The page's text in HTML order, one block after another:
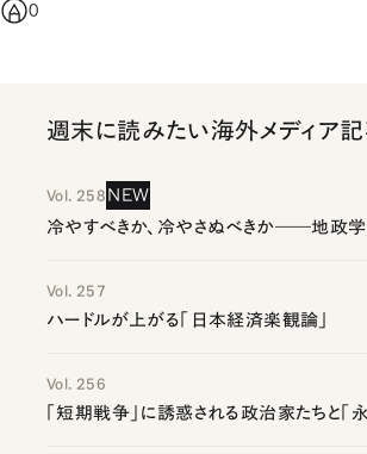
0
週末に読みたい海外メディア
Vol. 258 NEW
冷やすべきか、冷やさぬべきか――地政学問
Vol. 257
ハードルが上がる「日本経済楽観論」
Vol. 256
「短期戦争」に誘惑される政治家たちと「